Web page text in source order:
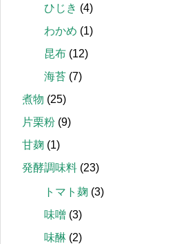
ひじき (4)
わかめ (1)
昆布 (12)
海苔 (7)
煮物 (25)
片栗粉 (9)
甘麹 (1)
発酵調味料 (23)
トマト麹 (3)
味噌 (3)
味醂 (2)